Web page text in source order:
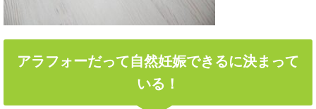
アラフォーだって自然妊娠できるに決まって
いる！